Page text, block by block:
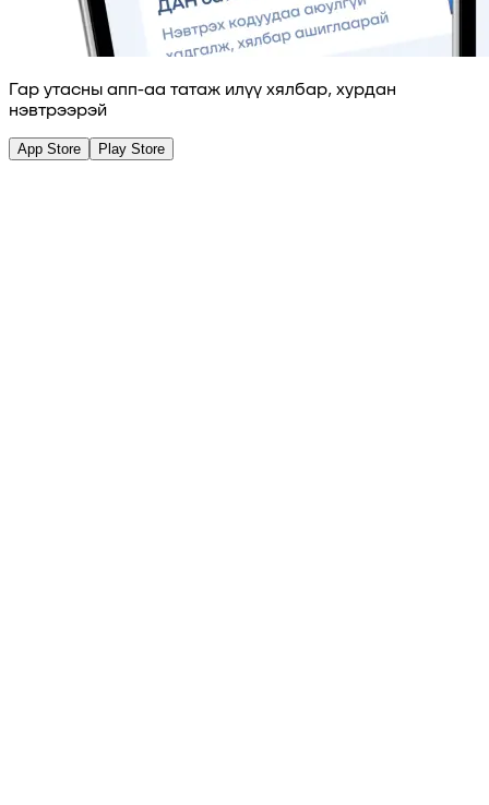
Гар утасны апп-аа татаж илүү хялбар, хурдан
нэвтрээрэй
App Store Play Store